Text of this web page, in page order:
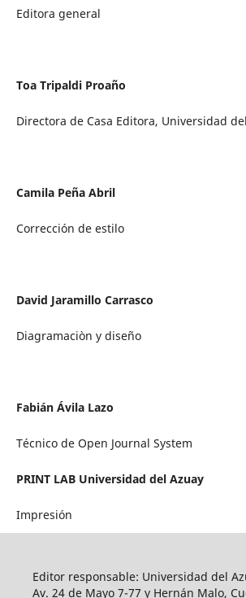
Editora general
Toa Tripaldi Proaño
Directora de Casa Editora, Universidad
Camila Peña Abril
Corrección de estilo
David Jaramillo Carrasco
Diagramaciòn y diseño
Fabián Ávila Lazo
Técnico de Open Journal System
PRINT LAB Universidad del Azuay
Impresión
Editor responsable: Universidad del
Av. 24 de Mayo 7-77 y Hernán Malo,